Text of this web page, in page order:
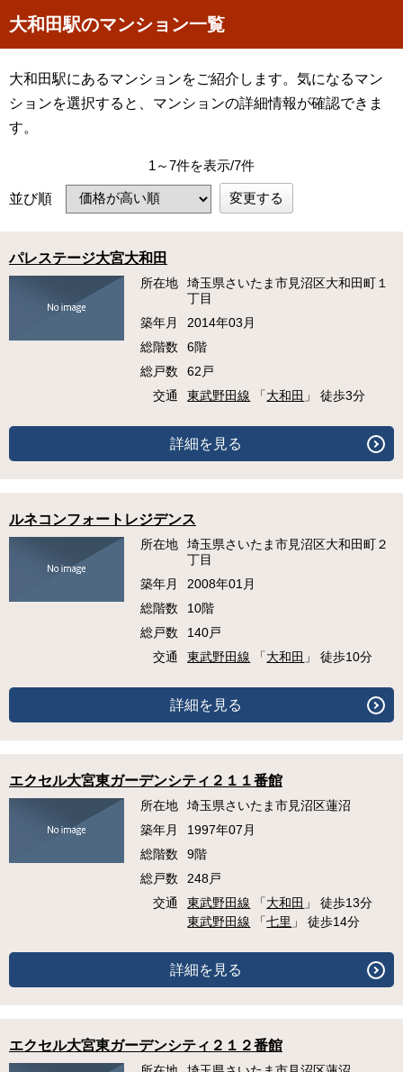
大和田駅のマンション一覧
大和田駅にあるマンションをご紹介します。気になるマン
ションを選択すると、マンションの詳細情報が確認できま
す。
1～7件を表示/7件
並び順 変更する
パレステージ大宮大和田
所在地
埼玉県さいたま市見沼区大和田町１
丁目
築年月
2014年03月
総階数
6階
総戸数
62戸
交通
東武野田線 「大和田 」 徒歩3分
詳細を見る
ルネコンフォートレジデンス
所在地
埼玉県さいたま市見沼区大和田町２
丁目
築年月
2008年01月
総階数
10階
総戸数
140戸
交通
東武野田線 「大和田 」 徒歩10分
詳細を見る
エクセル大宮東ガーデンシティ２１１番館
所在地
埼玉県さいたま市見沼区蓮沼
築年月
1997年07月
総階数
9階
総戸数
248戸
交通
東武野田線 「大和田 」 徒歩13分
東武野田線 「七里 」 徒歩14分
詳細を見る
エクセル大宮東ガーデンシティ２１２番館